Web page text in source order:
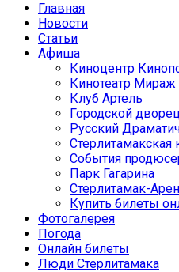
Главная
Новости
Статьи
Афиша
Киноцентр
Кинотеатр
Клуб Артель
Городской
Русский
Стерлитамакская
События
Парк Гагарина
Стерлитамак-
Купить билеты
Фотогалерея
Погода
Онлайн билеты
Люди Стерлитамака